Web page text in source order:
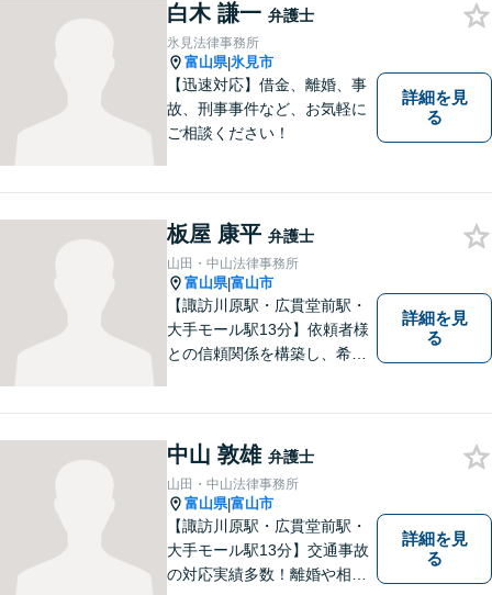
白木 謙一 弁護士
氷見法律事務所
富山県|氷見市
【迅速対応】借金、離婚、事
故、刑事事件など、お気軽に
ご相談ください！
詳細を見
る
板屋 康平 弁護士
山田・中山法律事務所
富山県|富山市
【諏訪川原駅・広貫堂前駅・
大手モール駅13分】依頼者様
との信頼関係を構築し、希望
ご相談ください。平日夜間相
談OK！【複数弁護士在籍】
詳細を見
る
中山 敦雄 弁護士
山田・中山法律事務所
富山県|富山市
【諏訪川原駅・広貫堂前駅・
大手モール駅13分】交通事故
の対応実績多数！離婚や相続
詳細を見
る